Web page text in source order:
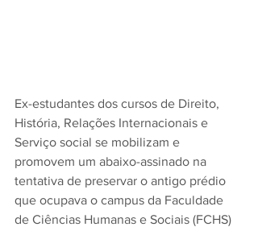
Ex-estudantes dos cursos de Direito,
História, Relações Internacionais e
Serviço social se mobilizam e
promovem um abaixo-assinado na
tentativa de preservar o antigo prédio
que ocupava o campus da Faculdade
de Ciências Humanas e Sociais (FCHS)